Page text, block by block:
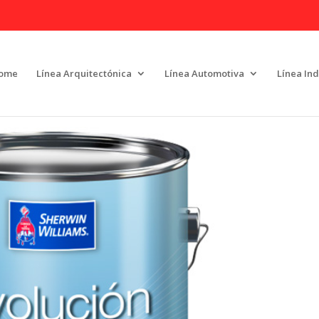
Línea Arquitectónica Línea Automotiva Línea